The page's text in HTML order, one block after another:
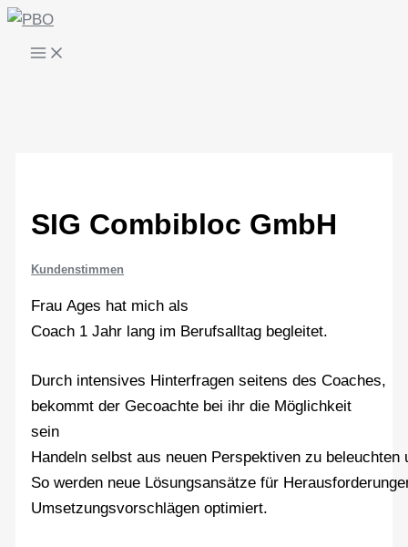
Zum
Inhalt
SIG Combibloc GmbH
Kundenstimmen
Frau Ages hat mich als
Coach 1 Jahr lang im Berufsalltag begleitet.
Durch intensives Hinterfragen seitens des Coaches,
bekommt der Gecoachte bei ihr die Möglichkeit
sein
Handeln selbst aus neuen Perspektiven zu beleuchten
So werden neue Lösungsansätze für
Umsetzungsvorschlägen optimiert.